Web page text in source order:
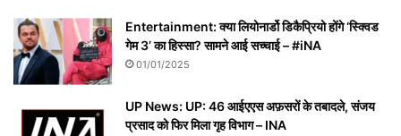
Entertainment: क्या लियोनार्डो डिकैप्रियो होंगे ‘स्क्विड
गेम 3’ का हिस्सा? सामने आई सच्चाई – #iNA
01/01/2025
UP News: UP: 46 आईएएस अफ़सरों के तबादले, संजय
प्रसाद को फिर मिला गृह विभाग – INA